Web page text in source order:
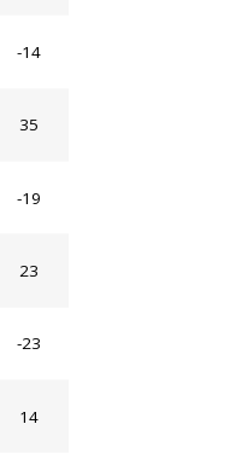
-14
35
-19
23
-23
14